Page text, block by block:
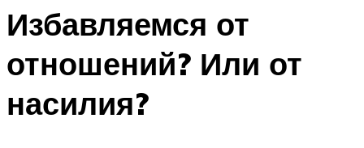
Избавляемся от
отношений? Или от
насилия?